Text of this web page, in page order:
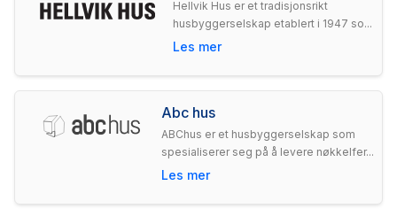
Hellvik Hus er et tradisjonsrikt
husbyggerselskap etablert i 1947 so...
Les mer
Abc hus
ABChus er et husbyggerselskap som
spesialiserer seg på å levere nøkkelfer...
Les mer